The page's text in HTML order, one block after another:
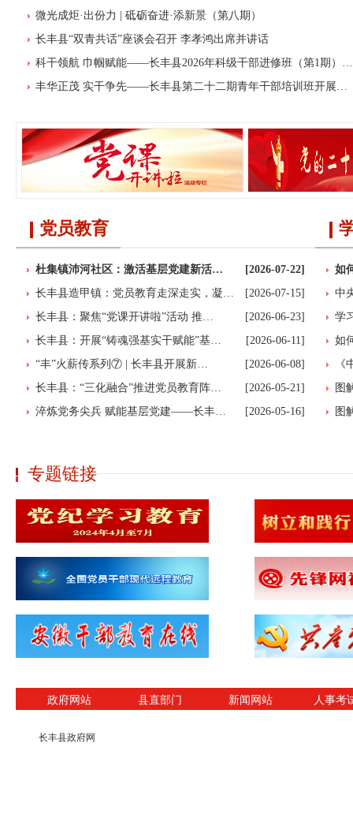
微光成炬·出份力 | 砥砺奋进·添新景（第八期）
长丰县“双青共话”座谈会召开 李孝鸿出席并讲话
科干领航 巾帼赋能——长丰县2026年科级干部进修班（第1期）…
丰华正茂 实干争先——长丰县第二十二期青年干部培训班开展…
党员教育
杜集镇沛河社区：激活基层党建新活…
[2026-07-22]
长丰县造甲镇：党员教育走深走实，凝…
[2026-07-15]
长丰县：聚焦“党课开讲啦”活动 推…
[2026-06-23]
长丰县：开展“铸魂强基实干赋能”基…
[2026-06-11]
“丰”火薪传系列⑦ | 长丰县开展新…
[2026-06-08]
长丰县：“三化融合”推进党员教育阵…
[2026-05-21]
淬炼党务尖兵 赋能基层党建——长丰…
[2026-05-16]
如
中
学
如
图
图
专题链接
政府网站 县直部门 新闻网站 人事考
长丰县政府网